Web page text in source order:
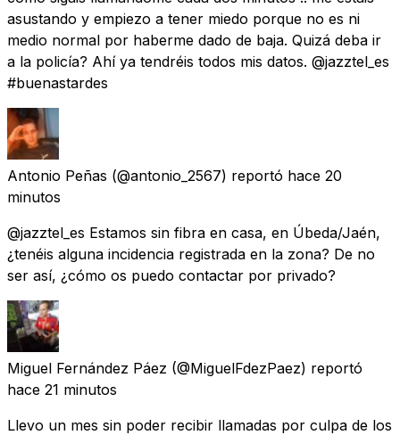
asustando y empiezo a tener miedo porque no es ni
medio normal por haberme dado de baja. Quizá deba ir
a la policía? Ahí ya tendréis todos mis datos. @jazztel_es
#buenastardes
Antonio Peñas (@antonio_2567) reportó hace 20
minutos
@jazztel_es Estamos sin fibra en casa, en Úbeda/Jaén,
¿tenéis alguna incidencia registrada en la zona? De no
ser así, ¿cómo os puedo contactar por privado?
Miguel Fernández Páez (@MiguelFdezPaez) reportó
hace 21 minutos
Llevo un mes sin poder recibir llamadas por culpa de los